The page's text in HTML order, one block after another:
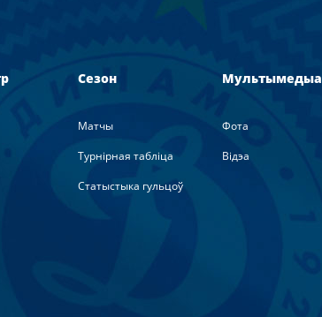
Сезон
Матчы
Турнірная табліца
Статыстыка гульцоў
Мультымедыа
Фота
Вiдэа